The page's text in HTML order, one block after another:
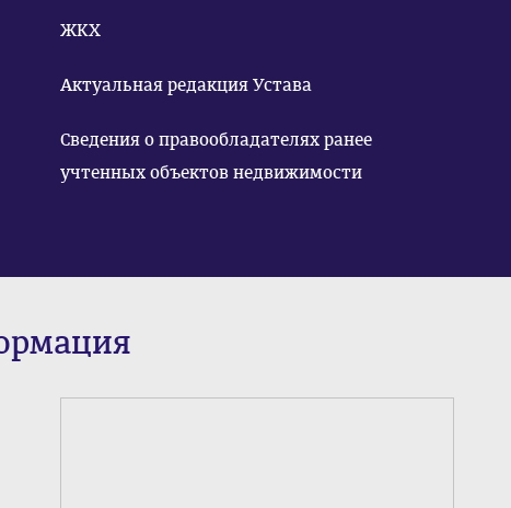
ЖКХ
Актуальная редакция Устава
Сведения о правообладателях ранее
учтенных объектов недвижимости